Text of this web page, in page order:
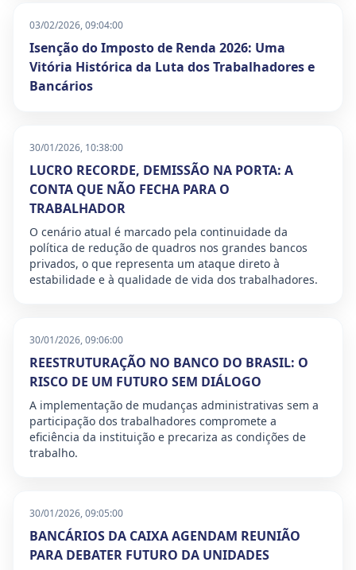
03/02/2026, 09:04:00
Isenção do Imposto de Renda 2026: Uma
Vitória Histórica da Luta dos Trabalhadores e
Bancários
30/01/2026, 10:38:00
LUCRO RECORDE, DEMISSÃO NA PORTA: A
CONTA QUE NÃO FECHA PARA O
TRABALHADOR
O cenário atual é marcado pela continuidade da
política de redução de quadros nos grandes bancos
privados, o que representa um ataque direto à
estabilidade e à qualidade de vida dos trabalhadores.
30/01/2026, 09:06:00
REESTRUTURAÇÃO NO BANCO DO BRASIL: O
RISCO DE UM FUTURO SEM DIÁLOGO
A implementação de mudanças administrativas sem a
participação dos trabalhadores compromete a
eficiência da instituição e precariza as condições de
trabalho.
30/01/2026, 09:05:00
BANCÁRIOS DA CAIXA AGENDAM REUNIÃO
PARA DEBATER FUTURO DA UNIDADES